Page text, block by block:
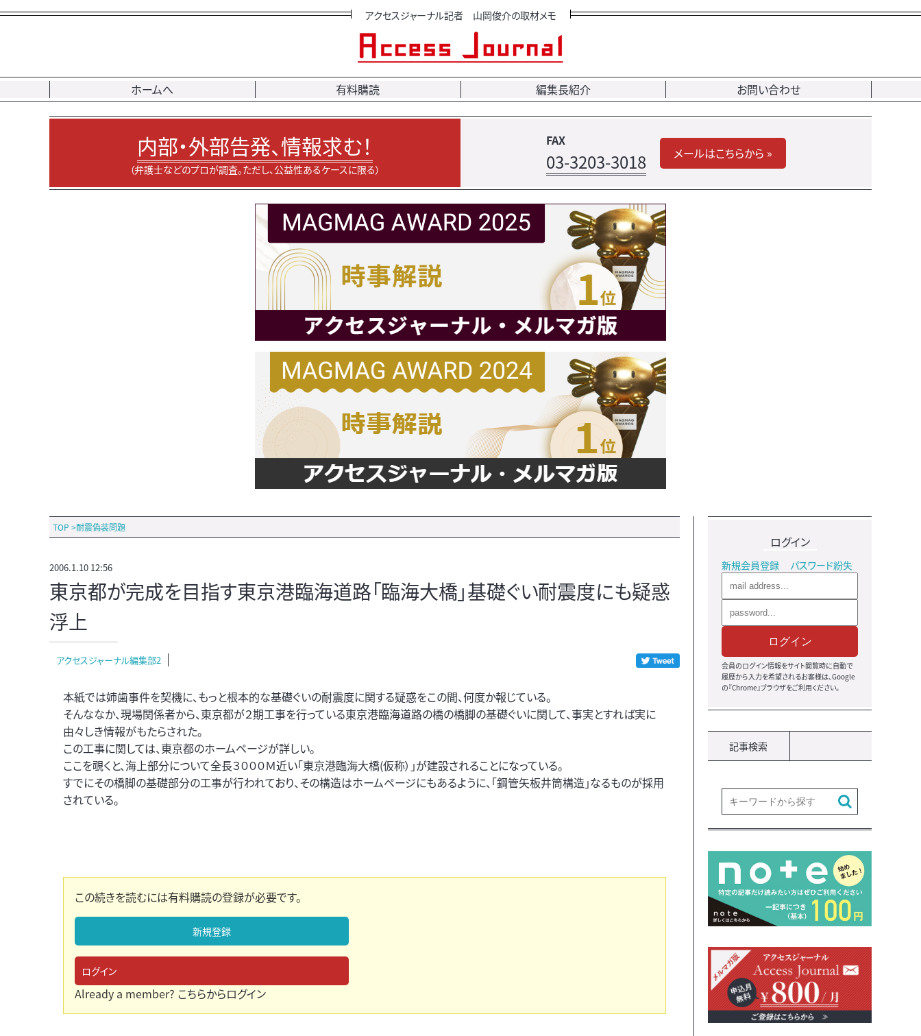
アクセスジャーナル記者 山岡俊介の取材メモ
ホームへ 有料購読 編集長紹介 お問い合わせ
内部・外部告発、情報求む！
（弁護士などのプロが調査。ただし、公益性あるケースに限る）
FAX
03-3203-3018 メールはこちらから »
TOP >耐震偽装問題
2006.1.10 12:56
東京都が完成を目指す東京港臨海道路「臨海大橋」基礎ぐい耐震度にも疑惑
浮上
アクセスジャーナル編集部2
本紙では姉歯事件を契機に、もっと根本的な基礎ぐいの耐震度に関する疑惑をこの間、何度か報じている。
そんななか、現場関係者から、東京都が２期工事を行っている東京港臨海道路の橋の橋脚の基礎ぐいに関して、事実とすれば実に
由々しき情報がもたらされた。
この工事に関しては、東京都のホームページが詳しい。
ここを覗くと、海上部分について全長３０００Ｍ近い「東京港臨海大橋(仮称）」が建設されることになっている。
すでにその橋脚の基礎部分の工事が行われており、その構造はホームページにもあるように、「鋼管矢板井筒構造」なるものが採用
されている。
この続きを読むには有料購読の登録が必要です。
新規登録
ログイン
Already a member? こちらからログイン
ログイン
新規会員登録 パスワード紛失
ログイン
会員のログイン情報をサイト閲覧時に自動で
履歴から入力を希望されるお客様は、Google
の『Chrome』ブラウザをご利用ください。
記事検索